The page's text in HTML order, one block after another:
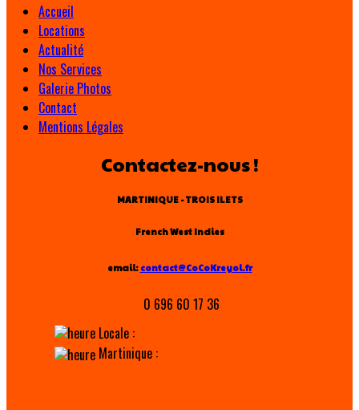
Accueil
Locations
Actualité
Nos Services
Galerie Photos
Contact
Mentions Légales
Contactez-nous !
MARTINIQUE - TROIS ILETS
French West Indies
email: contact@CoCoKreyol.fr
0 696 60 17 36
Locale :
Martinique :